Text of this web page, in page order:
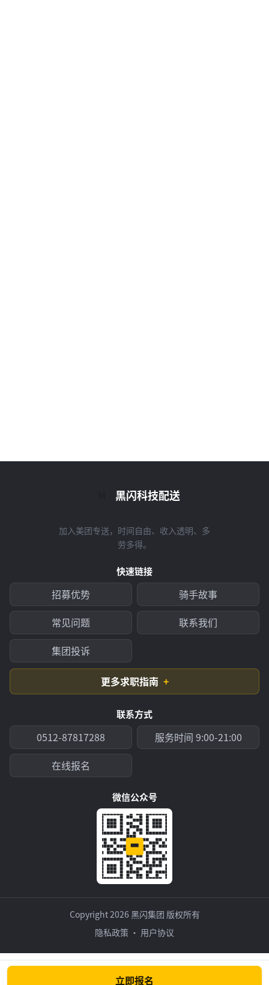
黑闪科技配送
加入美团专送，时间自由、收入透明、多
劳多得。
快速链接
招募优势
骑手故事
常见问题
联系我们
集团投诉
更多求职指南
联系方式
0512-87817288
服务时间 9:00-21:00
在线报名
微信公众号
Copyright 2026 黑闪集团 版权所有
隐私政策 · 用户协议
立即报名